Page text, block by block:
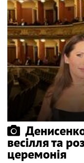
весілля та
церемонія